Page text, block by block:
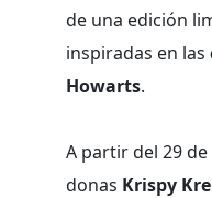
de una edición
inspiradas en las
Howarts.
A partir del 29
donas Krispy